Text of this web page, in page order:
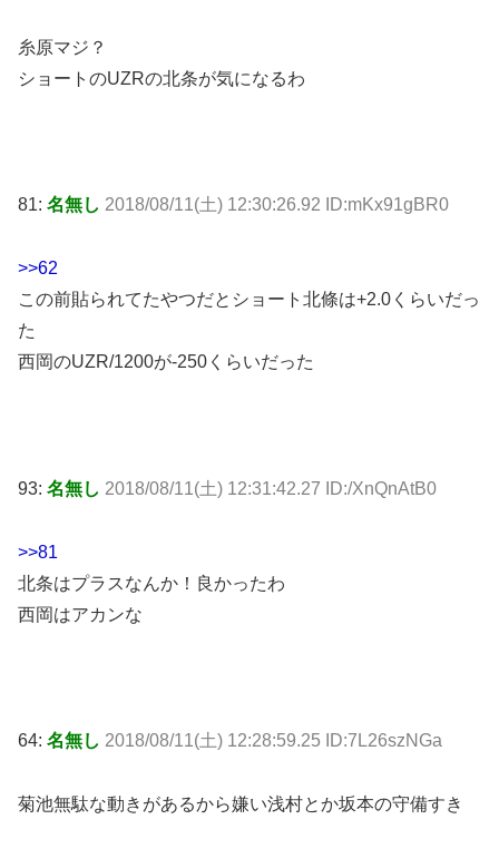
糸原マジ？
ショートのUZRの北条が気になるわ
81: 名無し 2018/08/11(土) 12:30:26.92 ID:mKx91gBR0
>>62
この前貼られてたやつだとショート北條は+2.0くらいだっ
た
西岡のUZR/1200が-250くらいだった
93: 名無し 2018/08/11(土) 12:31:42.27 ID:/XnQnAtB0
>>81
北条はプラスなんか！良かったわ
西岡はアカンな
64: 名無し 2018/08/11(土) 12:28:59.25 ID:7L26szNGa
菊池無駄な動きがあるから嫌い浅村とか坂本の守備すき